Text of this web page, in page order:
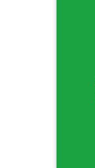
Sản phẩm
làm kĩ lắp